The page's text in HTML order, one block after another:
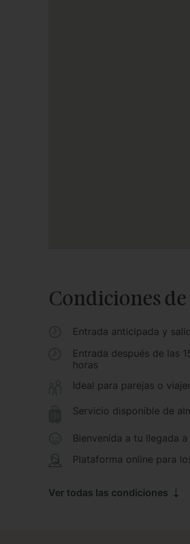
Condiciones de
Entrada anticipada y
Entrada después de las
horas
Ideal para parejas o
Servicio disponible de
Bienvenida a tu llegada
Plataforma online para
Ver todas las condiciones